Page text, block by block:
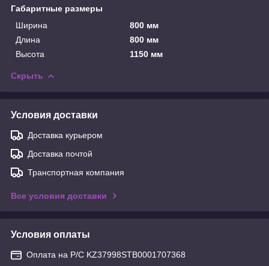
Габаритные размеры
Ширина
800 мм
Длина
800 мм
Высота
1150 мм
Скрыть
Условия доставки
Доставка курьером
Доставка почтой
Транспортная компания
Все условия доставки
Условия оплаты
Оплата на Р/С KZ37998STB0001707368